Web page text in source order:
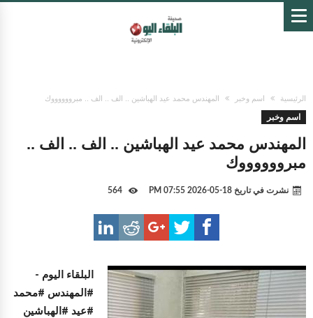
الرئيسية اسم وخبر المهندس محمد عيد الهباشين .. الف .. الف .. مبرووووووك
اسم وخبر
المهندس محمد عيد الهباشين .. الف .. الف ..
مبرووووووك
نشرت في تاريخ 18-05-2026 07:55 PM
البلقاء اليوم -
#المهندس #محمد
#عيد #الهباشين